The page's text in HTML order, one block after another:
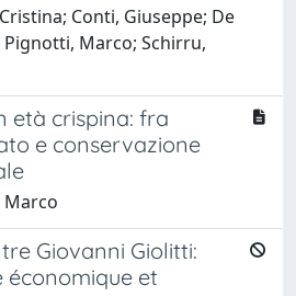
Conti, Giuseppe; De
Marco; Schirru,
età crispina: fra
e conservazione
Marco
Giovanni Giolitti:
économique et